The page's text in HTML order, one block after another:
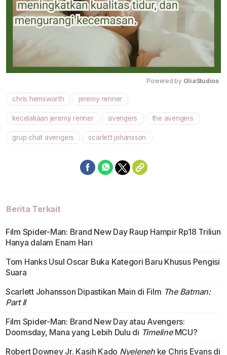
Powered by GliaStudios
chris hemsworth jeremy renner
kecelakaan jeremy renner avengers the avengers
grup chat avengers scarlett johansson
Berita Terkait
Film Spider-Man: Brand New Day Raup Hampir Rp18 Triliun
Hanya dalam Enam Hari
Tom Hanks Usul Oscar Buka Kategori Baru Khusus Pengisi
Suara
Scarlett Johansson Dipastikan Main di Film The Batman:
Part II
Film Spider-Man: Brand New Day atau Avengers:
Doomsday, Mana yang Lebih Dulu di TimelineMCU?
Robert Downey Jr. Kasih Kado Nyelenehke Chris Evans di